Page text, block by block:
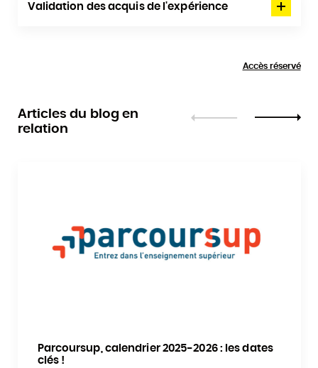
Validation des acquis de l'expérience
Accès réservé
Articles du blog en
relation
Parcoursup, calendrier 2025-2026 : les dates
clés !